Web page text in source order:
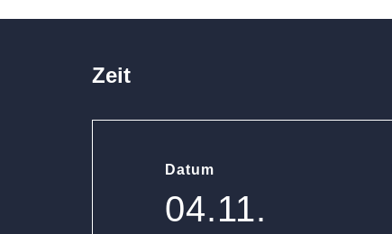
Zeit
Datum
04.11.